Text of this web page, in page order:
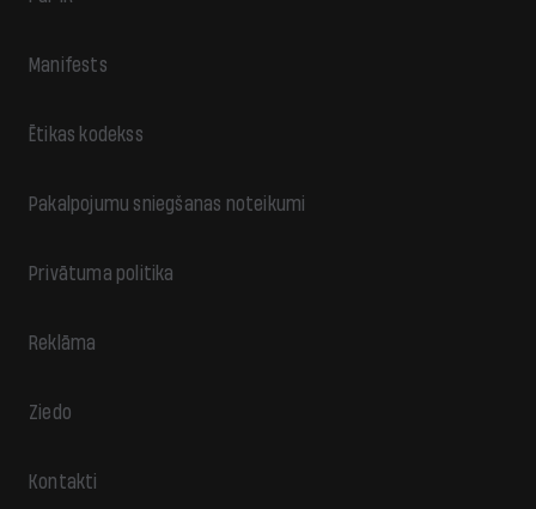
Manifests
Ētikas kodekss
Pakalpojumu sniegšanas noteikumi
Privātuma politika
Reklāma
Ziedo
Kontakti